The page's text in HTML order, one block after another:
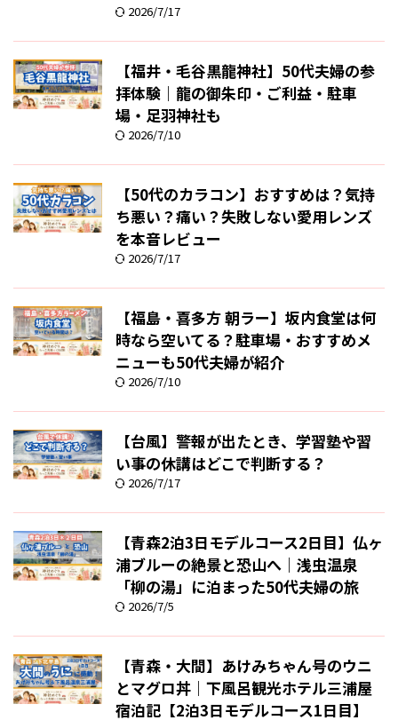
2026/7/17
【福井・毛谷黒龍神社】50代夫婦の参
拝体験｜龍の御朱印・ご利益・駐車
場・足羽神社も
2026/7/10
【50代のカラコン】おすすめは？気持
ち悪い？痛い？失敗しない愛用レンズ
を本音レビュー
2026/7/17
【福島・喜多方 朝ラー】坂内食堂は何
時なら空いてる？駐車場・おすすめメ
ニューも50代夫婦が紹介
2026/7/10
【台風】警報が出たとき、学習塾や習
い事の休講はどこで判断する？
2026/7/17
【青森2泊3日モデルコース2日目】仏ヶ
浦ブルーの絶景と恐山へ｜浅虫温泉
「柳の湯」に泊まった50代夫婦の旅
2026/7/5
【青森・大間】あけみちゃん号のウニ
とマグロ丼｜下風呂観光ホテル三浦屋
宿泊記【2泊3日モデルコース1日目】